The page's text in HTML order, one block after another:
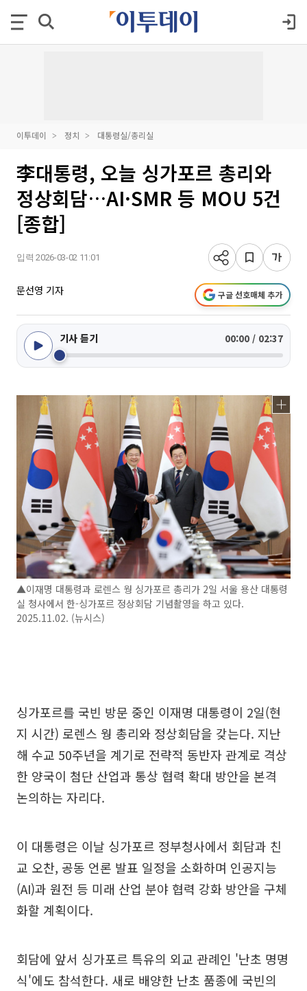
이투데이 정치 대통령실/총리실
李대통령, 오늘 싱가포르 총리와
정상회담…AI·SMR 등 MOU 5건
[종합]
입력 2026-03-02 11:01
문선영 기자 구글 선호매체 추가
기사 듣기 00:00 / 02:37
▲이재명 대통령과 로렌스 웡 싱가포르 총리가 2일 서울 용산 대통령
실 청사에서 한-싱가포르 정상회담 기념촬영을 하고 있다.
2025.11.02. (뉴시스)
싱가포르를 국빈 방문 중인 이재명 대통령이 2일(현
지 시간) 로렌스 웡 총리와 정상회담을 갖는다. 지난
해 수교 50주년을 계기로 전략적 동반자 관계로 격상
한 양국이 첨단 산업과 통상 협력 확대 방안을 본격
논의하는 자리다.
이 대통령은 이날 싱가포르 정부청사에서 회담과 친
교 오찬, 공동 언론 발표 일정을 소화하며 인공지능
(AI)과 원전 등 미래 산업 분야 협력 강화 방안을 구체
화할 계획이다.
회담에 앞서 싱가포르 특유의 외교 관례인 '난초 명명
식'에도 참석한다. 새로 배양한 난초 품종에 국빈의